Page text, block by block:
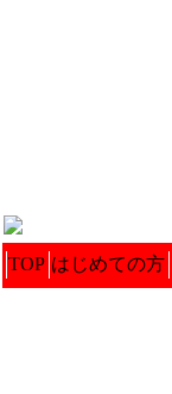
TOP はじめての方